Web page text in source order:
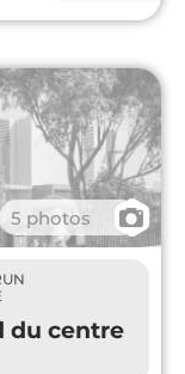
5 photos 📷
du centre